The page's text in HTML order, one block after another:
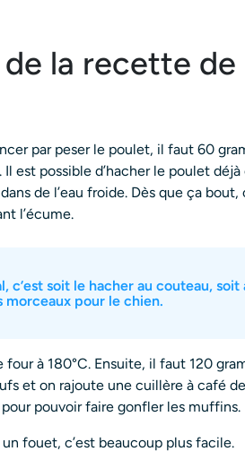
la recette
par peser le poulet, il faut 60
Il est possible d’hacher le poulet
de l’eau froide. Dès que ça
l’écume.
c’est soit le hacher au couteau,
morceaux pour le chien.
à 180°C. Ensuite, il faut 120
et on rajoute une cuillère à café
pouvoir faire gonfler les muffins.
fouet, c’est beaucoup plus facile.